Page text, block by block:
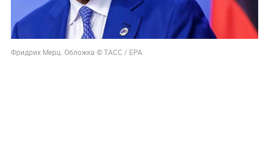
Фридрих Мерц. Обложка © ТАСС / ЕРА